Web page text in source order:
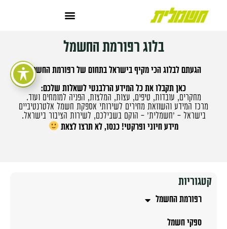
בלוג רפורמת החשמל
הגעתם לבלוג הכי מקיף בישראל בתחום של רפורמת החשמל.
כאן תקבלו את כל המידע הרלבנטי לשאלות שלכם:
מחקרים, עובדות, טיפים, עצות, המלצות, הפניה למומחים ועוד.
מרכז המידע והשוואת מחירים לשירותי אספקת חשמל אלטרנטיביים
בישראל – 'חשמלית' – הוקם בשבילכם, לשירות הציבור בישראל.
מידע חיוני ופרקטי! כנסו, לא תרצו לצאת
קטגוריות
רפורמת החשמל
ספקי חשמל